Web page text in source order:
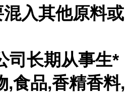
入其他原料或
司长期从事生*
,食品,香精香料,